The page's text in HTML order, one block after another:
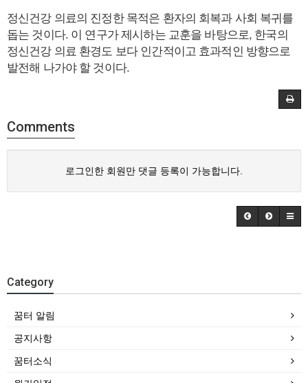
정신건강 의료의 진정한 목적은 환자의 회복과 사회 복귀를
돕는 것이다. 이 연구가 제시하는 교훈을 바탕으로, 한국의
정신건강 의료 환경도 보다 인간적이고 효과적인 방향으로
발전해 나가야 할 것이다.
Comments
로그인한 회원만 댓글 등록이 가능합니다.
Category
꿈터 알림
공지사항
꿈터소식